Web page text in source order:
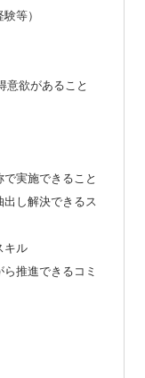
等）
意欲があること
実施できること
出し解決できるス
キル
推進できるコミ